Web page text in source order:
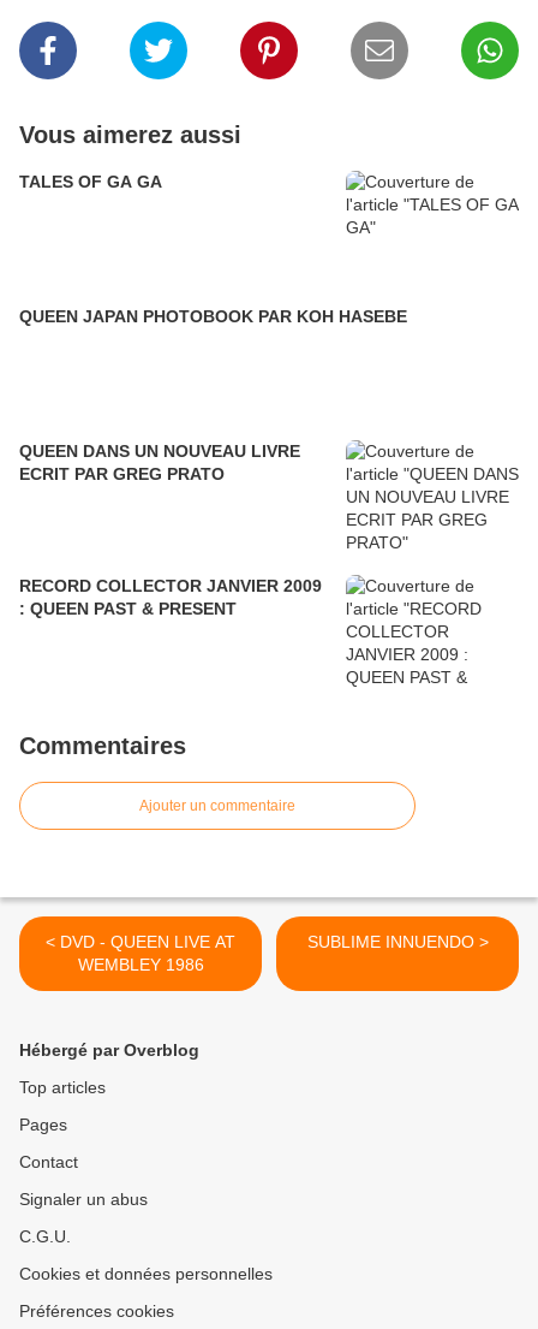
Vous aimerez aussi
TALES OF GA GA
QUEEN JAPAN PHOTOBOOK PAR KOH HASEBE
QUEEN DANS UN NOUVEAU LIVRE
ECRIT PAR GREG PRATO
RECORD COLLECTOR JANVIER 2009
: QUEEN PAST & PRESENT
Commentaires
Ajouter un commentaire
< DVD - QUEEN LIVE AT
WEMBLEY 1986
SUBLIME INNUENDO >
Hébergé par Overblog
Top articles
Pages
Contact
Signaler un abus
C.G.U.
Cookies et données personnelles
Préférences cookies